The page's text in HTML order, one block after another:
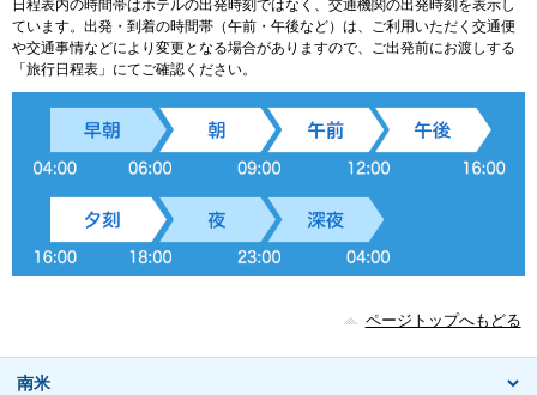
日程表内の時間帯はホテルの出発時刻ではなく、交通機関の出発時刻を表示し
ています。出発・到着の時間帯（午前・午後など）は、ご利用いただく交通便
や交通事情などにより変更となる場合がありますので、ご出発前にお渡しする
「旅行日程表」にてご確認ください。
ページトップへもどる
南米